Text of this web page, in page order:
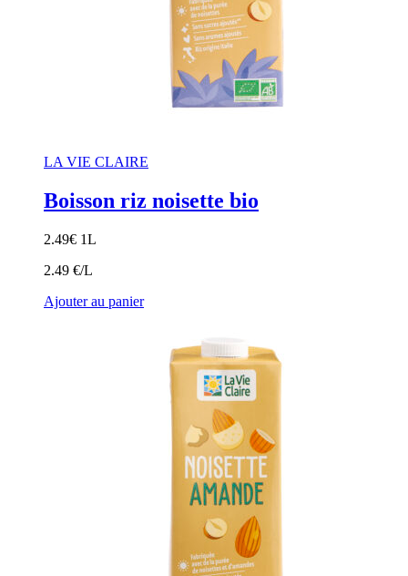
LA VIE CLAIRE
Boisson riz noisette bio
2.49€ 1L
2.49 €/L
Ajouter au panier